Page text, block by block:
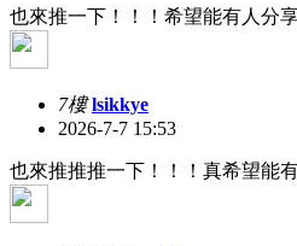
也來推一下！！！希望能有人分
7樓 lsikkye
2026-7-7 15:53
也來推推推一下！！！真希望能